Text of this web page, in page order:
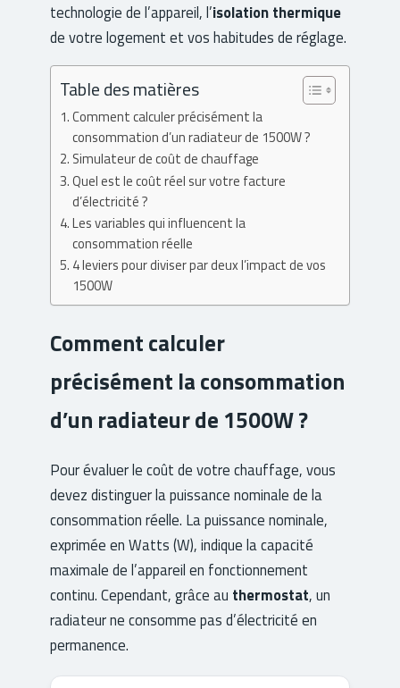
technologie de l’appareil, l’isolation thermique
de votre logement et vos habitudes de réglage.
Table des matières
Comment calculer précisément la
consommation d’un radiateur de 1500W ?
Simulateur de coût de chauffage
Quel est le coût réel sur votre facture
d’électricité ?
Les variables qui influencent la
consommation réelle
4 leviers pour diviser par deux l’impact de vos
1500W
Comment calculer
précisément la consommation
d’un radiateur de 1500W ?
Pour évaluer le coût de votre chauffage, vous
devez distinguer la puissance nominale de la
consommation réelle. La puissance nominale,
exprimée en Watts (W), indique la capacité
maximale de l’appareil en fonctionnement
continu. Cependant, grâce au thermostat, un
radiateur ne consomme pas d’électricité en
permanence.